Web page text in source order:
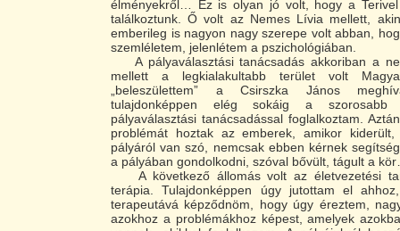
élményekről… Ez is olyan jó volt, hogy a
találkoztunk. Ő volt az Nemes Lívia mellett,
emberileg is nagyon nagy szerepe volt abban,
szemléletem, jelenlétem a pszichológiában.
A pályaválasztási tanácsadás akkoriban a
mellett a legkialakultabb terület volt
„beleszülettem” a Csirszka János
tulajdonképpen elég sokáig a szorosabb
pályaválasztási tanácsadással foglalkoztam.
problémát hoztak az emberek, amikor
pályáról van szó, nemcsak ebben kérnek
a pályában gondolkodni, szóval bővült, tágult a
A következő állomás volt az életvezetési
terápia. Tulajdonképpen úgy jutottam el
terapeutává képződnöm, hogy úgy éreztem,
azokhoz a problémákhoz képest, amelyek